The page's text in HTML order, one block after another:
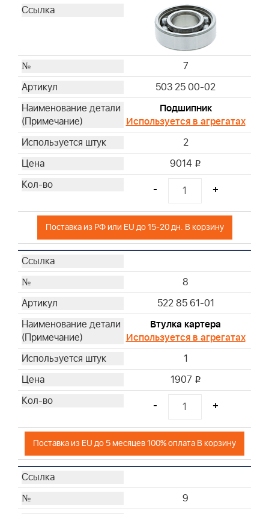
7
503 25 00-02
Подшипник
Используется в агрегатах
2
9014 i
- +
Поставка из РФ или EU до 15-20 дн. В корзину
8
522 85 61-01
Втулка картера
Используется в агрегатах
1
1907 i
- +
Поставка из EU до 5 месяцев 100% оплата В корзину
9